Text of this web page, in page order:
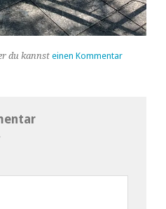
du kannst einen Kommentar